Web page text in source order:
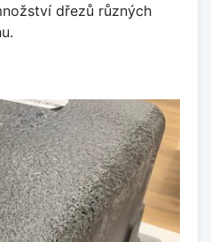
dřezů různých